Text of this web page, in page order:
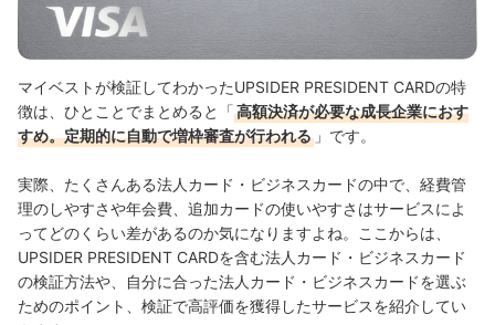
マイベストが検証してわかったUPSIDER PRESIDENT CARDの特
徴は、ひとことでまとめると「高額決済が必要な成長企業におす
すめ。定期的に自動で増枠審査が行われる 」です。
実際、たくさんある法人カード・ビジネスカードの中で、経費管
理のしやすさや年会費、追加カードの使いやすさはサービスによ
ってどのくらい差があるのか気になりますよね。ここからは、
UPSIDER PRESIDENT CARDを含む法人カード・ビジネスカード
の検証方法や、自分に合った法人カード・ビジネスカードを選ぶ
ためのポイント、検証で高評価を獲得したサービスを紹介してい